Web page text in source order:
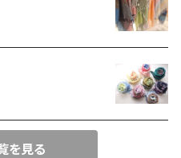
を見る